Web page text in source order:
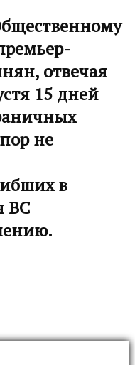
отвечая
15 дней
не
в
ВС